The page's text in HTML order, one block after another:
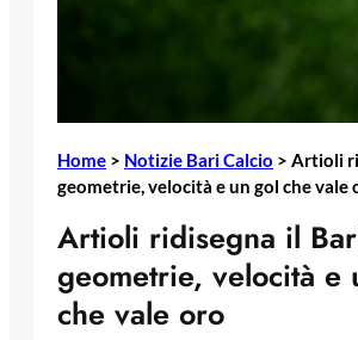
Home > Notizie Bari Calcio > Artioli
geometrie, velocità e un gol che vale
Artioli ridisegna il
geometrie, velocità e
che vale oro